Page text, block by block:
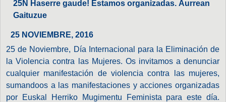
25N Haserre gaude! Estamos organizadas. Aurrean
Gaituzue
25 NOVIEMBRE, 2016
25 de Noviembre, Día Internacional para la Eliminación de
la Violencia contra las Mujeres. Os invitamos a denunciar
cualquier manifestación de violencia contra las mujeres,
sumandoos a las manifestaciones y acciones organizadas
por Euskal Herriko Mugimentu Feminista para este día.